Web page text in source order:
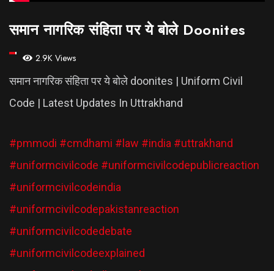
समान नागरिक संहिता पर ये बोले Doonites
2.9K Views
समान नागरिक संहिता पर ये बोले doonites | Uniform Civil
Code | Latest Updates In Uttrakhand
#pmmodi #cmdhami #law #india #uttrakhand
#uniformcivilcode #uniformcivilcodepublicreaction
#uniformcivilcodeindia
#uniformcivilcodepakistanreaction
#uniformcivilcodedebate
#uniformcivilcodeexplained